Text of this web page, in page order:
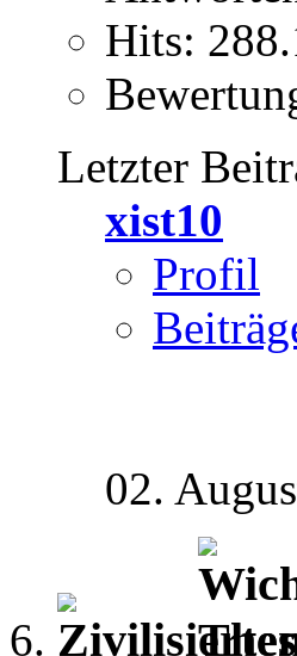
Hits:
Letzter
xist10
Profil
02.